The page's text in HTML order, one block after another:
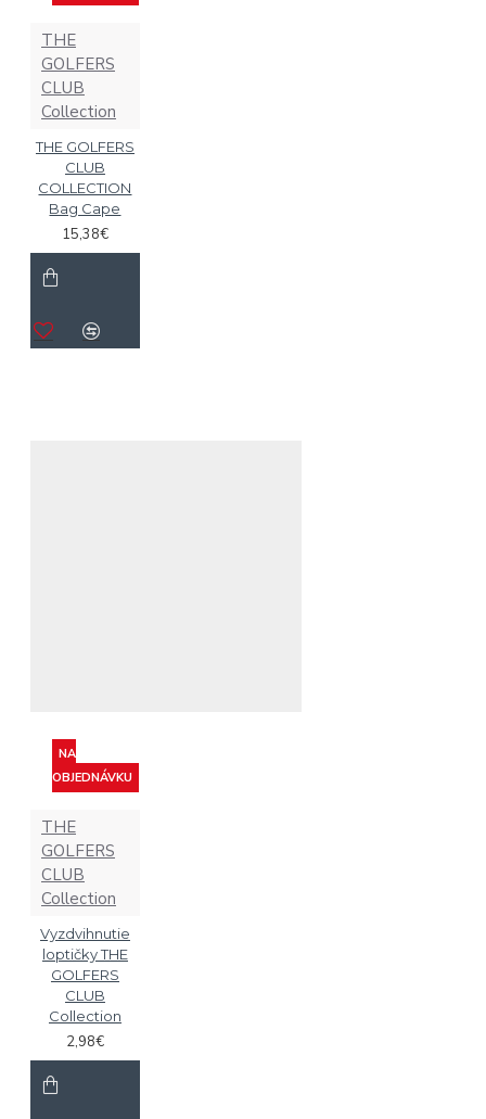
THE
GOLFERS
CLUB
Collection
THE GOLFERS
CLUB
COLLECTION
Bag Cape
15,38€
NA
OBJEDNÁVKU
THE
GOLFERS
CLUB
Collection
Vyzdvihnutie
loptičky THE
GOLFERS
CLUB
Collection
2,98€